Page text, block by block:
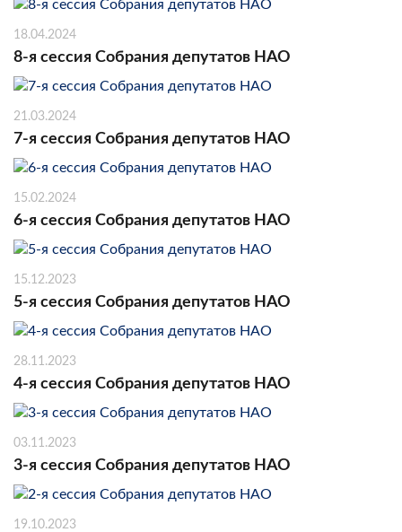
18.04.2024
8-я сессия Собрания депутатов НАО
21.03.2024
7-я сессия Собрания депутатов НАО
15.02.2024
6-я сессия Собрания депутатов НАО
15.12.2023
5-я сессия Собрания депутатов НАО
28.11.2023
4-я сессия Собрания депутатов НАО
03.11.2023
3-я сессия Собрания депутатов НАО
19.10.2023